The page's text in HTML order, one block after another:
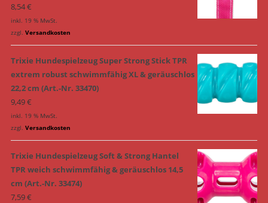
8,54€
inkl. 19 % MwSt.
zzgl. Versandkosten
Trixie Hundespielzeug Super Strong Stick TPR
extrem robust schwimmfähig XL & geräuschlos
22,2 cm (Art.-Nr. 33470)
9,49€
inkl. 19 % MwSt.
zzgl. Versandkosten
Trixie Hundespielzeug Soft & Strong Hantel
TPR weich schwimmfähig & geräuschlos 14,5
cm (Art.-Nr. 33474)
7,59€